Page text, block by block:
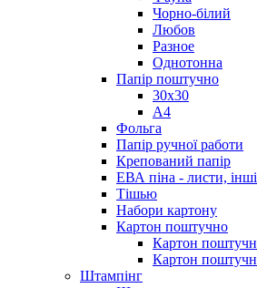
Чорно-білий
Любов
Разное
Однотонна
Папір поштучно
30х30
А4
Фольга
Папір ручної работи
Крепований папір
ЕВА піна - листи,
Тішью
Набори картону
Картон поштучно
Картон
Картон
Штампінг